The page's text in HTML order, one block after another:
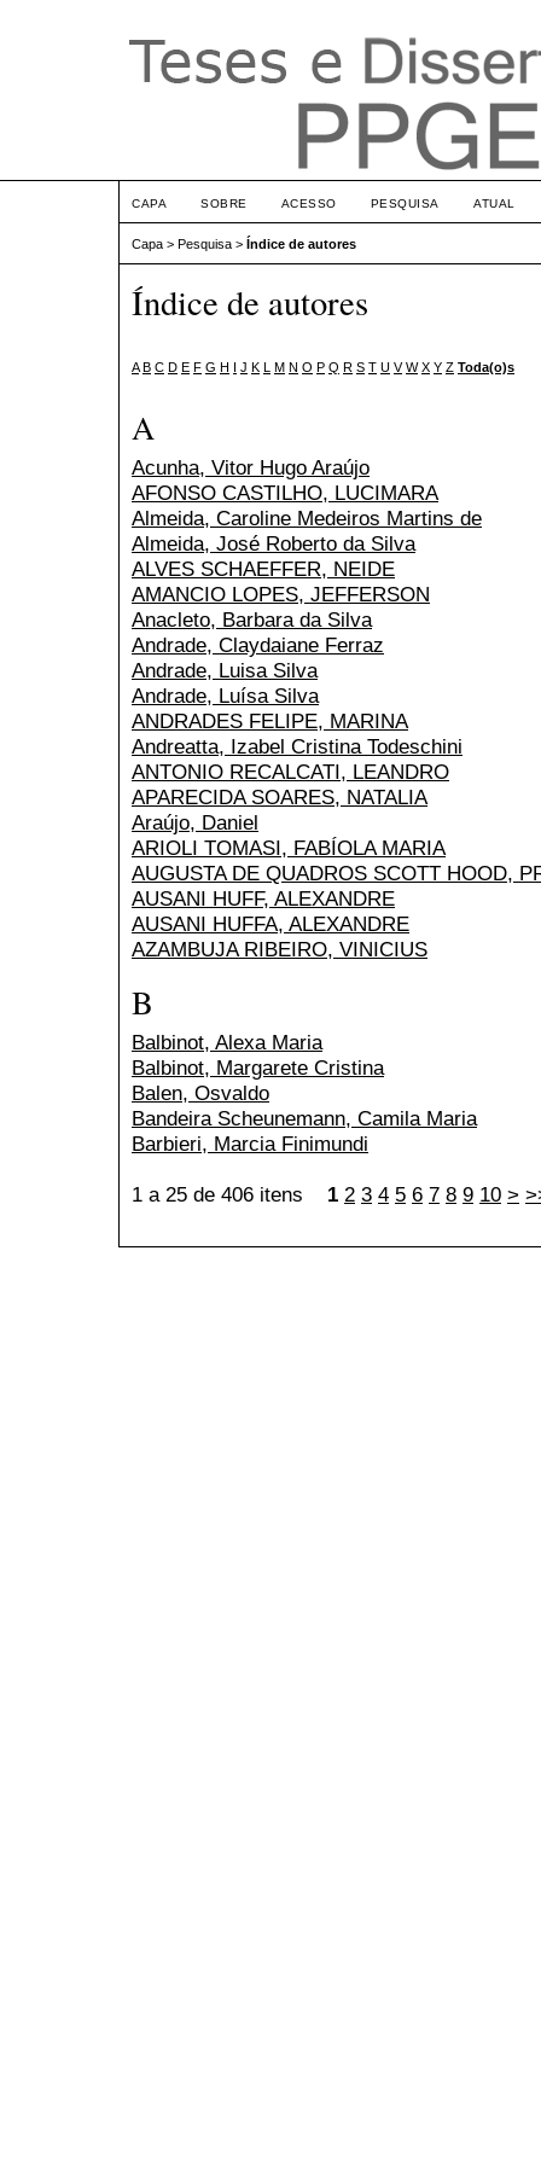
CAPA SOBRE ACESSO PESQUISA ATUAL
Capa > Pesquisa > Índice de autores
Índice de autores
A B C D E F G H I J K L M N O P Q R S T U V W X Y Z Toda(o)s
A
Acunha, Vitor Hugo Araújo
AFONSO CASTILHO, LUCIMARA
Almeida, Caroline Medeiros Martins de
Almeida, José Roberto da Silva
ALVES SCHAEFFER, NEIDE
AMANCIO LOPES, JEFFERSON
Anacleto, Barbara da Silva
Andrade, Claydaiane Ferraz
Andrade, Luisa Silva
Andrade, Luísa Silva
ANDRADES FELIPE, MARINA
Andreatta, Izabel Cristina Todeschini
ANTONIO RECALCATI, LEANDRO
APARECIDA SOARES, NATALIA
Araújo, Daniel
ARIOLI TOMASI, FABÍOLA MARIA
AUGUSTA DE QUADROS SCOTT HOOD,
AUSANI HUFF, ALEXANDRE
AUSANI HUFFA, ALEXANDRE
AZAMBUJA RIBEIRO, VINICIUS
B
Balbinot, Alexa Maria
Balbinot, Margarete Cristina
Balen, Osvaldo
Bandeira Scheunemann, Camila Maria
Barbieri, Marcia Finimundi
1 a 25 de 406 itens 1 2 3 4 5 6 7 8 9 10 >